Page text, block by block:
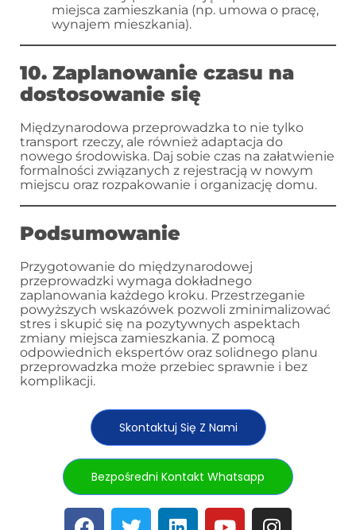
miejsca zamieszkania (np. umowa o pracę,
wynajem mieszkania).
10. Zaplanowanie czasu na
dostosowanie się
Międzynarodowa przeprowadzka to nie tylko
transport rzeczy, ale również adaptacja do
nowego środowiska. Daj sobie czas na załatwienie
formalności związanych z rejestracją w nowym
miejscu oraz rozpakowanie i organizację domu.
Podsumowanie
Przygotowanie do międzynarodowej
przeprowadzki wymaga dokładnego
zaplanowania każdego kroku. Przestrzeganie
powyższych wskazówek pozwoli zminimalizować
stres i skupić się na pozytywnych aspektach
zmiany miejsca zamieszkania. Z pomocą
odpowiednich ekspertów oraz solidnego planu
przeprowadzka może przebiec sprawnie i bez
komplikacji.
Skontaktuj Się Z Nami
Bezpośredni Kontakt Whatsapp